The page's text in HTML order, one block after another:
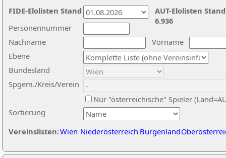
Nachname
Vorname
Ebene
Sortierung
Personennummer
Bundesland
Spgem./Kreis/Verein
Nur "österreichische" Spieler
Vereinslisten:Wien Niederösterreich Burgenland
AUT-Elolisten
6.936
FIDE-Elolisten Stand